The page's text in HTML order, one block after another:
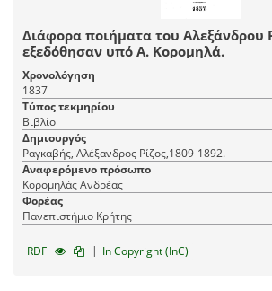
Διάφορα ποιήματα του Αλεξάνδρου
εξεδόθησαν υπό Α. Κορομηλά.
Χρονολόγηση
1837
Τύπος τεκμηρίου
Βιβλίο
Δημιουργός
Ραγκαβής, Αλέξανδρος Ρίζος,1809-1892.
Αναφερόμενο πρόσωπο
Κορομηλάς Ανδρέας
Φορέας
Πανεπιστήμιο Κρήτης
RDF | In Copyright (InC)